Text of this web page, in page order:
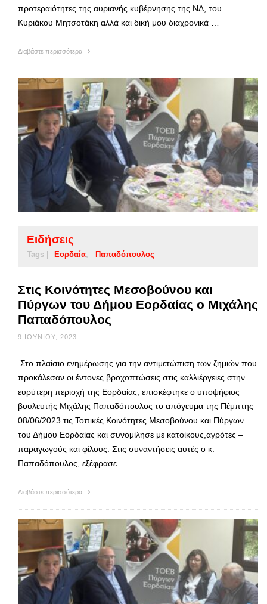
προτεραιότητες της αυριανής κυβέρνησης της ΝΔ, του
Κυριάκου Μητσοτάκη αλλά και δική μου διαχρονικά …
Διαβάστε περισσότερα
Ειδήσεις
Tags | Εορδαία Παπαδόπουλος
Στις Κοινότητες Μεσοβούνου και
Πύργων του Δήμου Εορδαίας ο Μιχάλης
Παπαδόπουλος
9 ΙΟΥΝΊΟΥ, 2023
Στο πλαίσιο ενημέρωσης για την αντιμετώπιση των ζημιών που
προκάλεσαν οι έντονες βροχοπτώσεις στις καλλιέργειες στην
ευρύτερη περιοχή της Εορδαίας, επισκέφτηκε ο υποψήφιος
βουλευτής Μιχάλης Παπαδόπουλος το απόγευμα της Πέμπτης
08/06/2023 τις Τοπικές Κοινότητες Μεσοβούνου και Πύργων
του Δήμου Εορδαίας και συνομίλησε με κατοίκους,αγρότες –
παραγωγούς και φίλους. Στις συναντήσεις αυτές ο κ.
Παπαδόπουλος, εξέφρασε …
Διαβάστε περισσότερα